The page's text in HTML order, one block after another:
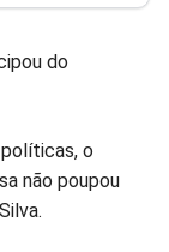
do
o
não poupou